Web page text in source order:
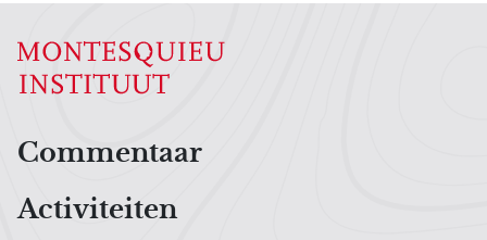
Hoofdnavigatiemenu
Commentaar
Activiteiten